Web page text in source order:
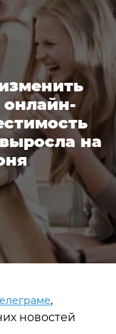
онлайн-
на
,
новостей